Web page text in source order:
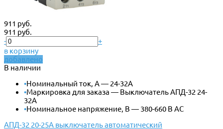
911 руб.
911 руб.
-
+
в корзину
добавлено
В наличии
•Номинальный ток, А — 24-32А
•Маркировка для заказа — Выключатель АПД-32 24-
32А
•Номинальное напряжение, В — 380-660 В АС
АПД-32 20-25А выключатель автоматический